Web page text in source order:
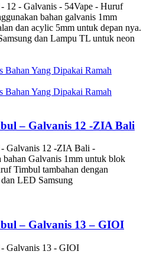
12 - Galvanis - 54Vape - Huruf
bahan galvanis 1mm
dan acylic 5mm untuk depan nya.
dan Lampu TL untuk neon
– Galvanis 12 -ZIA Bali
Galvanis 12 -ZIA Bali -
bahan Galvanis 1mm untuk blok
Timbul tambahan dengan
LED Samsung
– Galvanis 13 – GIOI
Galvanis 13 - GIOI